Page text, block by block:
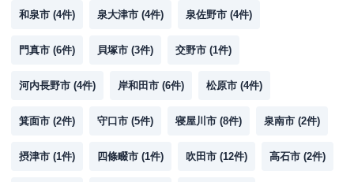
和泉市 (4件) 泉大津市 (4件) 泉佐野市 (4件)
門真市 (6件) 貝塚市 (3件) 交野市 (1件)
河内長野市 (4件) 岸和田市 (6件) 松原市 (4件)
箕面市 (2件) 守口市 (5件) 寝屋川市 (8件) 泉南市 (2件)
摂津市 (1件) 四條畷市 (1件) 吹田市 (12件) 高石市 (2件)